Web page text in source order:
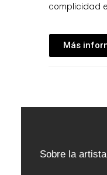
complicidad
Más
Sobre la